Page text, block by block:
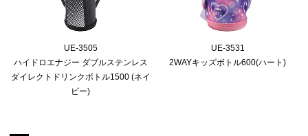
UE-3505
ハイドロエナジー ダブルステンレス
ダイレクトドリンクボトル1500 (ネイ
ビー)
UE-3531
2WAYキッズボトル600(ハート)